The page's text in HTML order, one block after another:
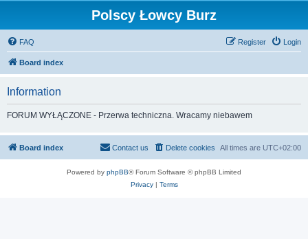
Polscy Łowcy Burz
FAQ Login
Register
Board index
Information
FORUM WYŁĄCZONE - Przerwa techniczna. Wracamy niebawem
Board index All times are UTC+02:00
Delete cookies
Contact us
Powered by phpBB® Forum Software © phpBB Limited
Privacy| Terms